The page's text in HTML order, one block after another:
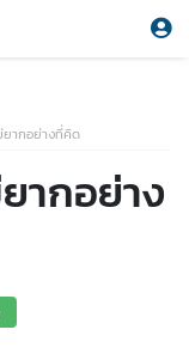
ยากอย่างที่คิด
ากอย่าง